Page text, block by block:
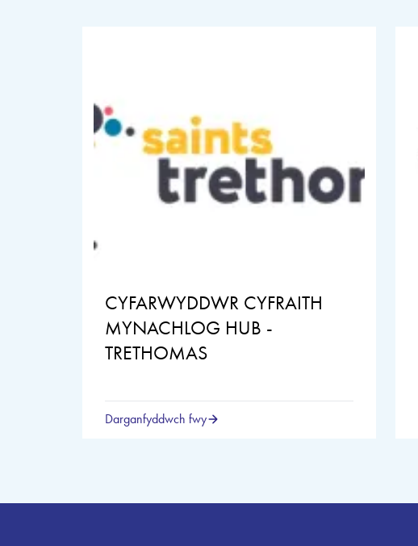
CYFARWYDDWR CYFRAITH
MYNACHLOG HUB -
TRETHOMAS
Darganfyddwch fwy